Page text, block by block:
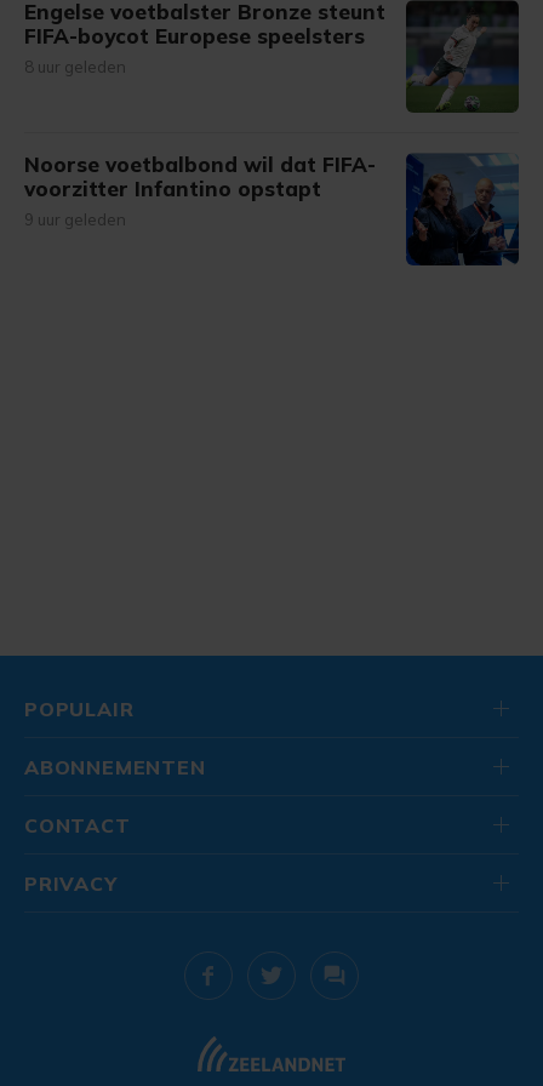
Engelse voetbalster Bronze steunt
FIFA-boycot Europese speelsters
8 uur geleden
Noorse voetbalbond wil dat FIFA-
voorzitter Infantino opstapt
9 uur geleden
POPULAIR
ABONNEMENTEN
CONTACT
PRIVACY